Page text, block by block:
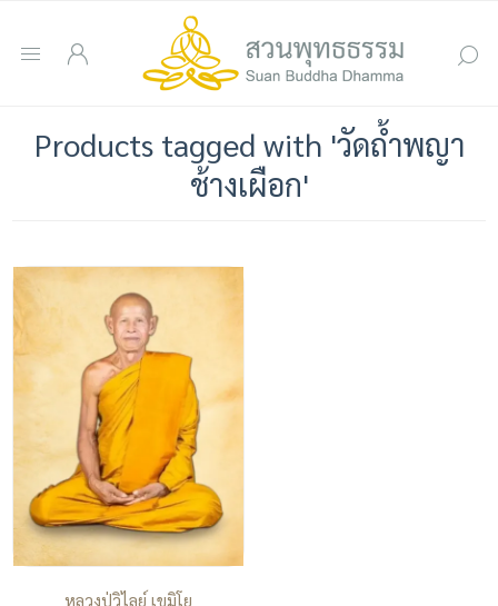
Products tagged with 'วัดถ้ำพญา
ช้างเผือก'
หลวงปู่วิไลย์ เขมิโย